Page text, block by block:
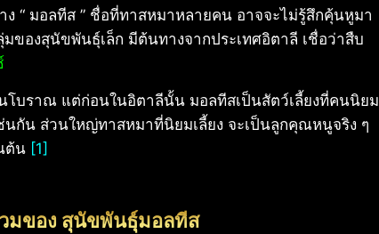
“ มอลทีส ” ชื่อที่ทาสหมาหลายคน อาจจะไม่รู้สึกคุ้นหูมา
ของสุนัขพันธุ์เล็ก มีต้นทางจากประเทศอิตาลี เชื่อว่าสืบ
บราณ แต่ก่อนในอิตาลีนั้น มอลทีสเป็นสัตว์เลี้ยงที่คนนิยม
นกัน ส่วนใหญ่ทาสหมาที่นิยมเลี้ยง จะเป็นลูกคุณหนูจริง ๆ
ต้น [1]
มของ สุนัขพันธุ์มอลทีส